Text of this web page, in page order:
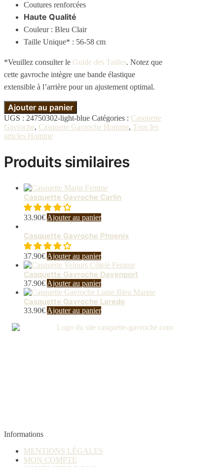
Coutures renforcées
Haute Qualité
Couleur : Bleu Clair
Taille Unique* : 56-58 cm
*Veuillez consulter le Guide des Tailles. Notez que
cette gavroche intègre une bande élastique
extensible à l’arrière pour un ajustement optimal.
Ajouter au panier
UGS : 24750302-light-blue Catégories : Casquette
Gavroche, Casquette Gavroche Homme, Tous les
articles Homme
Produits similaires
Casquette Gavroche Carlin
33.90€ Ajouter au panier
Casquette Gavroche Phoenix
37.90€ Ajouter au panier
Casquette Gavroche Davenport
37.90€ Ajouter au panier
Casquette Gavroche Laredo
33.90€ Ajouter au panier
Informations
MENTIONS LÉGALES
MON COMPTE